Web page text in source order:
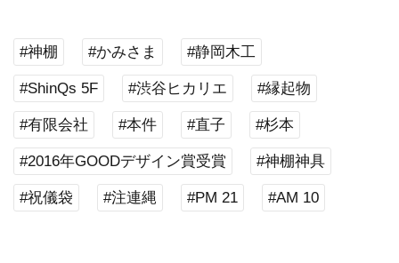
#神棚 #かみさま #静岡木工
#ShinQs 5F #渋谷ヒカリエ #縁起物
#有限会社 #本件 #直子 #杉本
#2016年GOODデザイン賞受賞 #神棚神具
#祝儀袋 #注連縄 #PM 21 #AM 10